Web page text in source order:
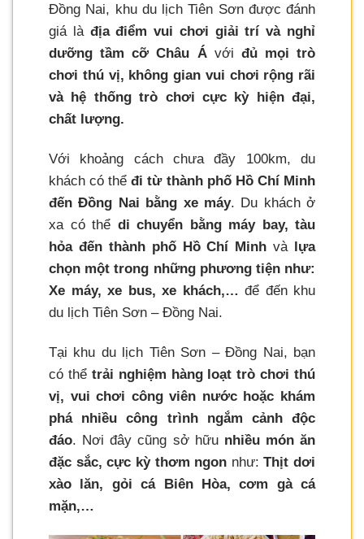
Đồng Nai, khu du lịch Tiên Sơn được đánh
giá là địa điểm vui chơi giải trí và nghỉ
dưỡng tầm cỡ Châu Ávới đủ mọi trò
chơi thú vị, không gian vui chơi rộng rãi
và hệ thống trò chơi cực kỳ hiện đại,
chất lượng.
Với khoảng cách chưa đầy 100km, du
khách có thểđi từ thành phố Hồ Chí Minh
đến Đồng Nai bằng xe máy. Du khách ở
xa có thể di chuyển bằng máy bay, tàu
hỏa đến thành phố Hồ Chí Minh và lựa
chọn một trong những phương tiện như:
Xe máy, xe bus, xe khách,… để đến khu
du lịch Tiên Sơn – Đồng Nai.
Tại khu du lịch Tiên Sơn – Đồng Nai, bạn
có thể trải nghiệm hàng loạt trò chơi thú
vị, vui chơi công viên nước hoặc khám
phá nhiều công trình ngắm cảnh độc
đáo. Nơi đây cũng sở hữunhiều món ăn
đặc sắc, cực kỳ thơm ngon như:Thịt dơi
xào lăn, gỏi cá Biên Hòa, cơm gà cá
mặn,…